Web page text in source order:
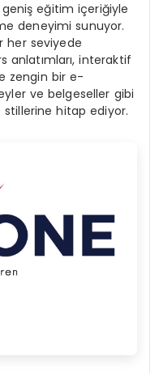
geniş eğitim içeriğiyle
deneyimi sunuyor.
her seviyede
anlatımları, interaktif
zengin bir e-
ve belgeseller gibi
hitap ediyor.